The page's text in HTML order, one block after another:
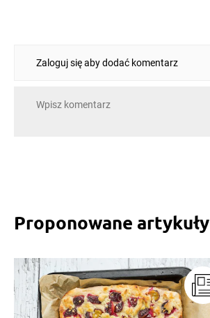
Zaloguj się aby dodać komentarz
Proponowane artykuły